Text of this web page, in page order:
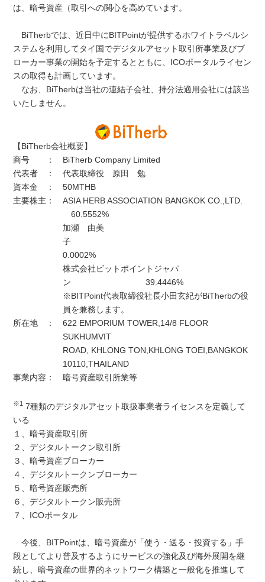
は、暗号資産（取引への関心を高めています。
BiTherbでは、近日中にBITPointが提供するホワイトラベルシ
ステムを利用してタイ国でデジタルアセット取引所事業及びブ
ローカー事業の開始を予定するとともに、ICOポータルライセン
スの取得も計画しています。
なお、BiTherbは当社の連結子会社、持分法適用会社には該当
いたしません。
【BiTherb会社概要】
商号 ：
BiTherb Company Limited
代表者 ：
代表取締役 原田 勉
資本金 ：
50MTHB
主要株主：
ASIA HERB ASSOCIATION BANGKOK CO.,LTD.
60.5552%
加瀬 由美
子
0.0002%
株式会社ビットポイントジャパ
ン 39.4446%
※BITPoint代表取締役社長小田玄紀がBiTherbの役
員を兼務します。
所在地 ：
622 EMPORIUM TOWER,14/8 FLOOR
SUKHUMVIT
ROAD, KHLONG TON,KHLONG TOEI,BANGKOK
10110,THAILAND
事業内容：
暗号資産取引所業等
※1 7種類のデジタルアセット取扱事業者ライセンスを定義して
いる
１、暗号資産取引所
２、デジタルトークン取引所
３、暗号資産ブローカー
４、デジタルトークンブローカー
５、暗号資産販売所
６、デジタルトークン販売所
７、ICOポータル
今後、BITPointは、暗号資産が「使う・送る・投資する」手
段としてより普及するようにサービスの強化及び海外展開を継
続し、暗号資産の世界的ネットワーク構築と一般化を推進して